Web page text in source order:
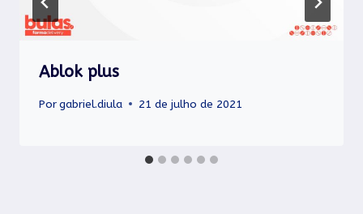
Ablok plus
Porgabriel.diula 21 de julho de 2021